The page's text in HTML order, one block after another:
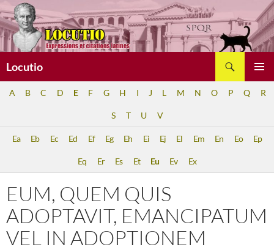
Aller
au
contenu
Locutio
A B C D E F G H I J L M N O P Q R
S T U V
Ea Eb Ec Ed Ef Eg Eh Ei Ej El Em En Eo Ep
Eq Er Es Et Eu Ev Ex
EUM, QUEM QUIS
ADOPTAVIT, EMANCIPATUM
VEL IN ADOPTIONEM